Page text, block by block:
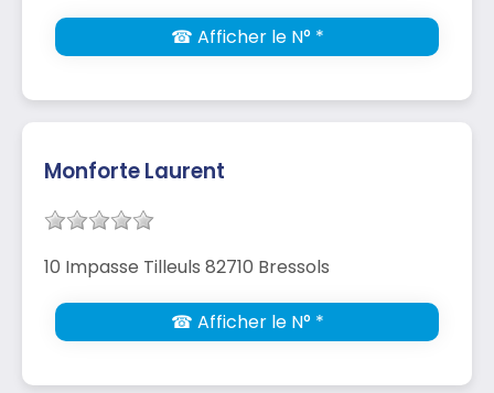
☎ Afficher le N° *
Monforte Laurent
10 Impasse Tilleuls 82710 Bressols
☎ Afficher le N° *